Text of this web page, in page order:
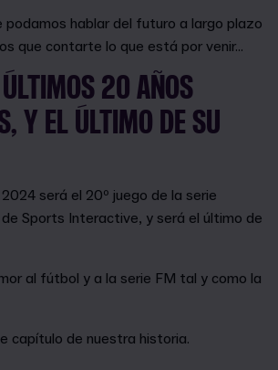
podamos hablar del futuro a largo plazo
que contarte lo que está por venir...
20 AÑOS
Y EL ÚLTIMO DE SU
será el 20º juego de la serie
Sports Interactive, y será el último de
al fútbol y a la serie FM tal y como la
capítulo de nuestra historia.